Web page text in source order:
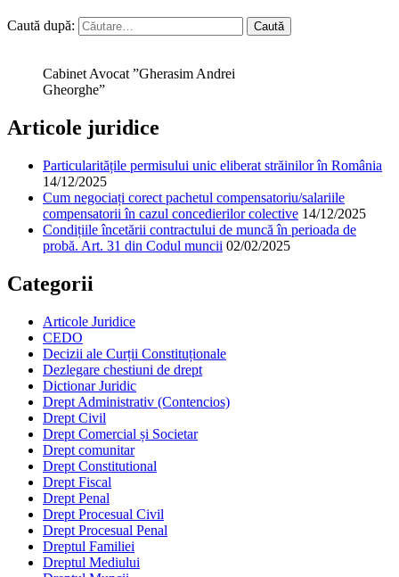
Caută după:
Cabinet Avocat ”Gherasim Andrei
Gheorghe”
Articole juridice
Particularitățile permisului unic eliberat străinilor în România
14/12/2025
Cum negociați corect pachetul compensatoriu/salariile
compensatorii în cazul concedierilor colective 14/12/2025
Condițiile încetării contractului de muncă în perioada de
probă. Art. 31 din Codul muncii 02/02/2025
Categorii
Articole Juridice
CEDO
Decizii ale Curții Constituționale
Dezlegare chestiuni de drept
Dictionar Juridic
Drept Administrativ (Contencios)
Drept Civil
Drept Comercial și Societar
Drept comunitar
Drept Constitutional
Drept Fiscal
Drept Penal
Drept Procesual Civil
Drept Procesual Penal
Dreptul Familiei
Dreptul Mediului